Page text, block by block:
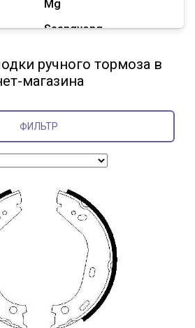
Mg
Ssangyong
Tesla
все марки
ручного тормоза в
магазина
ФИЛЬТР